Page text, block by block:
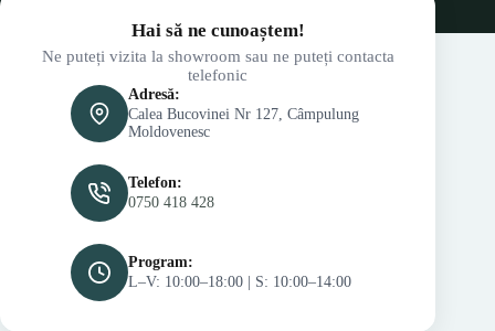
Hai să ne cunoaștem!
Ne puteți vizita la showroom sau ne puteți contacta
telefonic
Adresă:
Calea Bucovinei Nr 127, Câmpulung
Moldovenesc
Telefon:
0750 418 428
Program:
L–V: 10:00–18:00 | S: 10:00–14:00